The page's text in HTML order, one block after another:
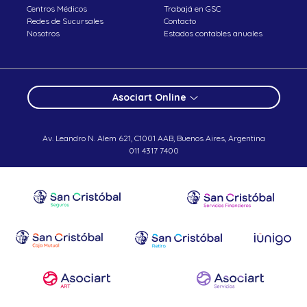
Centros Médicos
Redes de Sucursales
Nosotros
Trabajá en GSC
Contacto
Estados contables anuales
Asociart Online
Av. Leandro N. Alem 621, C1001 AAB, Buenos Aires, Argentina
011 4317 7400